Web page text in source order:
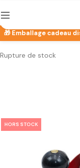
Rupture de stock
HORS STOCK